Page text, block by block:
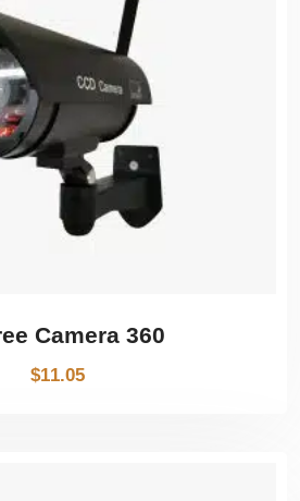
360 Degree Camera
$11.05